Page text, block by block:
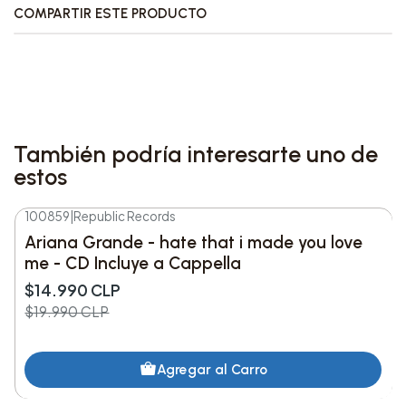
ejemplar es único en color, por lo que el acabado
puede variar ligeramente respecto a la imagen
Formato: CD single.
Contenido: versión original y versión
instrumental de la canción.
Edición: Limited Edition.
Acabado: cada CD presenta variaciones
leves de color entre ejemplares.
Artista: Ariana Grande
COMPARTIR ESTE PRODUCTO
También podría interesarte uno de
estos
-25% DESC.
100859 Republic Records
Ariana Grande - hate that i made you love
me - CD Incluye a Cappella
$14.990 CLP
$19.990 CLP
Agregar al Carro